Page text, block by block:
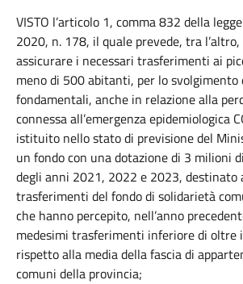
VISTO l’articolo 1, comma 832 della
2020, n. 178, il quale prevede, tra
assicurare i necessari trasferimenti ai
meno di 500 abitanti, per lo svolgimento
fondamentali, anche in relazione alla
connessa all’emergenza epidemiologica
istituito nello stato di previsione del
un fondo con una dotazione di 3 milioni
degli anni 2021, 2022 e 2023, destinato
trasferimenti del fondo di solidarietà
che hanno percepito, nell’anno
medesimi trasferimenti inferiore di oltre
rispetto alla media della fascia di
comuni della provincia;